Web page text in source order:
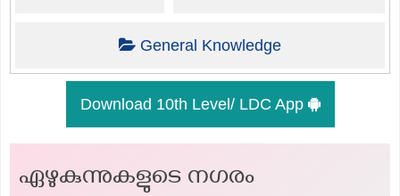
General Knowledge
Download 10th Level/ LDC App
ഏഴുകുന്നുകളുടെ നഗരം